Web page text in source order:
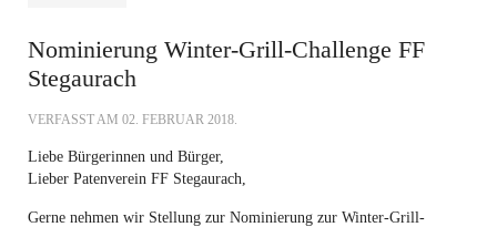
Nominierung Winter-Grill-Challenge FF
Stegaurach
VERFASST AM 02. FEBRUAR 2018.
Liebe Bürgerinnen und Bürger,
Lieber Patenverein FF Stegaurach,
Gerne nehmen wir Stellung zur Nominierung zur Winter-Grill-